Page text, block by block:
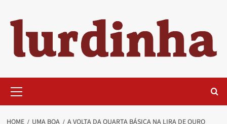
content
Menu